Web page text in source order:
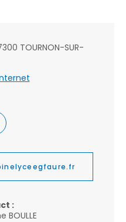
TOURNON-SUR-
:
BOULLE